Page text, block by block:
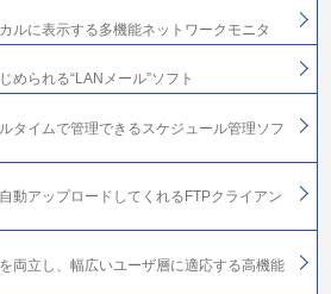
ルに表示する多機能ネットワークモニタ
められる“LANメール”ソフト
タイムで管理できるスケジュール管理ソフ
動アップロードしてくれるFTPクライアン
両立し、幅広いユーザ層に適応する高機能